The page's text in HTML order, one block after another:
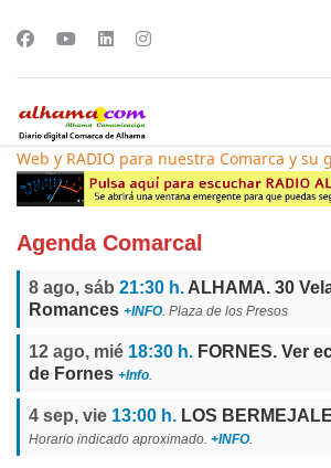
Web y RADIO para nuestra Comarca y su
Agenda Comarcal
8 ago, sáb 21:30 h. ALHAMA. 30
Romances +INFO. Plaza de los Presos
12 ago, mié 18:30 h. FORNES. Ver
de Fornes +Info.
4 sep, vie 13:00 h. LOS
Horario indicado aproximado. +INFO.